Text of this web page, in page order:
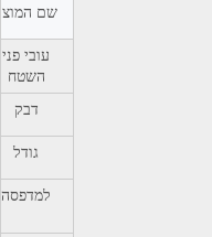
שם המוצר
עובי פני
השטח
דבק
גודל
למדפסה